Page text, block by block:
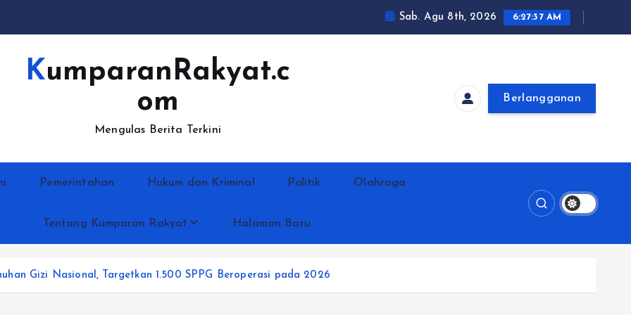
Sab. Agu 8th, 2026 6:27:38 AM
KumparanRakyat.c
om
Mengulas Berita Terkini
Berlangganan
Pemerintahan Hukum dan Kriminal Politik Olahraga
Tentang Kumparan Rakyat Halaman Baru
Gizi Nasional, Targetkan 1.500 SPPG Beroperasi pada 2026